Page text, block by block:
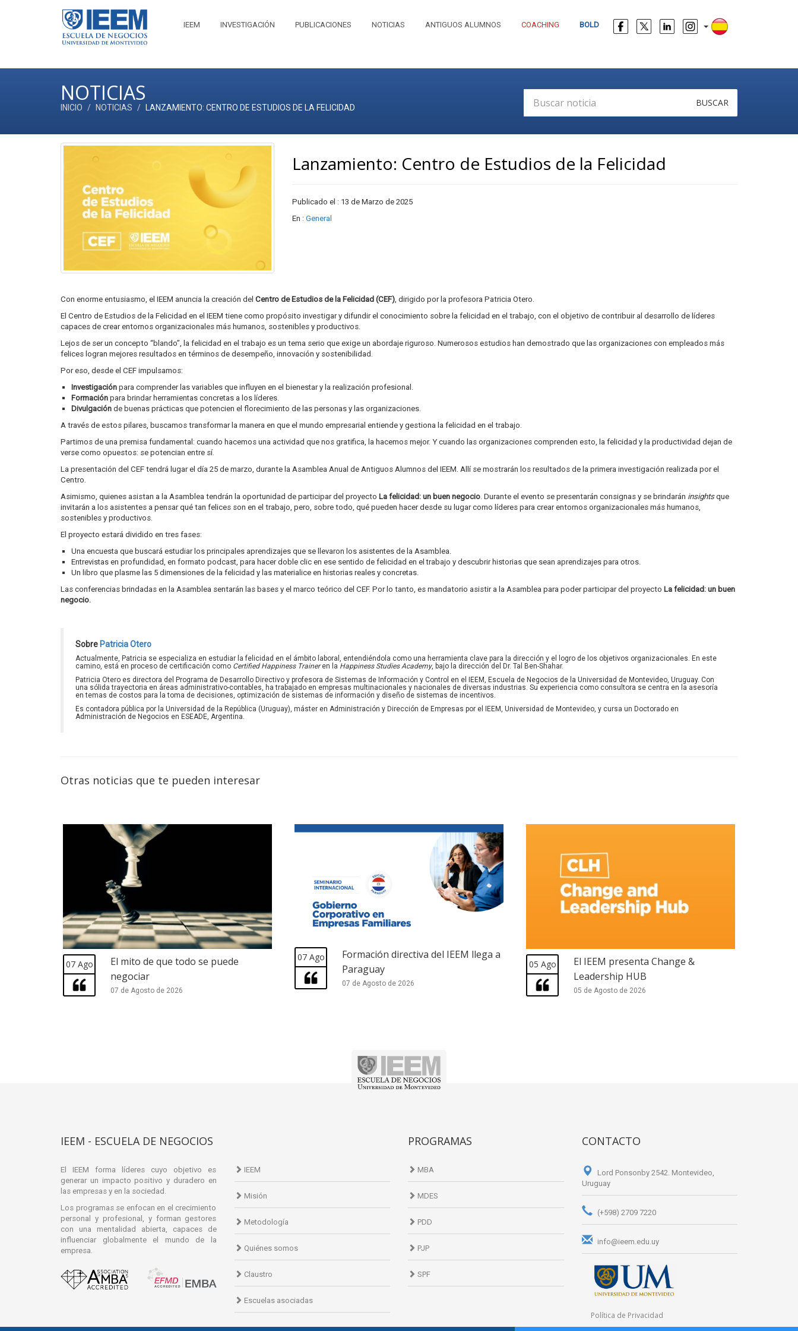
IEEM INVESTIGACIÓN PUBLICACIONES NOTICIAS ANTIGUOS ALUMNOS COACHING BOLD
NOTICIAS
INICIO NOTICIAS LANZAMIENTO: CENTRO DE ESTUDIOS DE LA FELICIDAD BUSCAR
Lanzamiento: Centro de Estudios de la Felicidad
Publicado el : 13 de Marzo de 2025
En : General
Con enorme entusiasmo, el IEEM anuncia la creación del Centro de Estudios de la Felicidad (CEF) , dirigido por la profesora Patricia Otero.
El Centro de Estudios de la Felicidad en el IEEM tiene como propósito investigar y difundir el conocimiento sobre la felicidad en el trabajo, con el objetivo de contribuir al desarrollo de líderes
capaces de crear entornos organizacionales más humanos, sostenibles y productivos.
Lejos de ser un concepto “blando”, la felicidad en el trabajo es un tema serio que exige un abordaje riguroso. Numerosos estudios han demostrado que las organizaciones con empleados más
felices logran mejores resultados en términos de desempeño, innovación y sostenibilidad.
Por eso, desde el CEF impulsamos:
Investigación para comprender las variables que influyen en el bienestar y la realización profesional.
Formación para brindar herramientas concretas a los líderes.
Divulgación de buenas prácticas que potencien el florecimiento de las personas y las organizaciones.
A través de estos pilares, buscamos transformar la manera en que el mundo empresarial entiende y gestiona la felicidad en el trabajo.
Partimos de una premisa fundamental: cuando hacemos una actividad que nos gratifica, la hacemos mejor. Y cuando las organizaciones comprenden esto, la felicidad y la productividad dejan de
verse como opuestos: se potencian entre sí.
La presentación del CEF tendrá lugar el día 25 de marzo, durante la Asamblea Anual de Antiguos Alumnos del IEEM. Allí se mostrarán los resultados de la primera investigación realizada por el
Centro.
Asimismo, quienes asistan a la Asamblea tendrán la oportunidad de participar del proyecto La felicidad: un buen negocio . Durante el evento se presentarán consignas y se brindarán insightsque
invitarán a los asistentes a pensar qué tan felices son en el trabajo, pero, sobre todo, qué pueden hacer desde su lugar como líderes para crear entornos organizacionales más humanos,
sostenibles y productivos.
El proyecto estará dividido en tres fases:
Una encuesta que buscará estudiar los principales aprendizajes que se llevaron los asistentes de la Asamblea.
Entrevistas en profundidad, en formato podcast, para hacer doble clic en ese sentido de felicidad en el trabajo y descubrir historias que sean aprendizajes para otros.
Un libro que plasme las 5 dimensiones de la felicidad y las materialice en historias reales y concretas.
Las conferencias brindadas en la Asamblea sentarán las bases y el marco teórico del CEF. Por lo tanto, es mandatorio asistir a la Asamblea para poder participar del proyecto La felicidad: un buen
negocio.
Sobre Patricia Otero
Actualmente, Patricia se especializa en estudiar la felicidad en el ámbito laboral, entendiéndola como una herramienta clave para la dirección y el logro de los objetivos organizacionales. En este
camino, está en proceso de certificación como Certified Happiness Traineren la Happiness Studies Academy, bajo la dirección del Dr. Tal Ben-Shahar.
Patricia Otero es directora del Programa de Desarrollo Directivo y profesora de Sistemas de Información y Control en el IEEM, Escuela de Negocios de la Universidad de Montevideo, Uruguay. Con
una sólida trayectoria en áreas administrativo-contables, ha trabajado en empresas multinacionales y nacionales de diversas industrias. Su experiencia como consultora se centra en la asesoría
en temas de costos para la toma de decisiones, optimización de sistemas de información y diseño de sistemas de incentivos.
Es contadora pública por la Universidad de la República (Uruguay), máster en Administración y Dirección de Empresas por el IEEM, Universidad de Montevideo, y cursa un Doctorado en
Administración de Negocios en ESEADE, Argentina.
Otras noticias que te pueden interesar
07 Ago
El mito de que todo se puede
negociar
07 de Agosto de 2026
07 Ago
Formación directiva del IEEM llega a
Paraguay
07 de Agosto de 2026
05 Ago
El IEEM presenta Change &
Leadership HUB
05 de Agosto de 2026
IEEM - ESCUELA DE NEGOCIOS
El IEEM forma líderes cuyo objetivo es
generar un impacto positivo y duradero en
las empresas y en la sociedad.
Los programas se enfocan en el crecimiento
personal y profesional, y forman gestores
con una mentalidad abierta, capaces de
influenciar globalmente el mundo de la
empresa.
IEEM
Misión
Metodología
Quiénes somos
Claustro
Escuelas asociadas
PROGRAMAS
MBA
MDES
PDD
PJP
SPF
CONTACTO
Lord Ponsonby 2542. Montevideo,
Uruguay
(+598) 2709 7220
info@ieem.edu.uy
Política de Privacidad